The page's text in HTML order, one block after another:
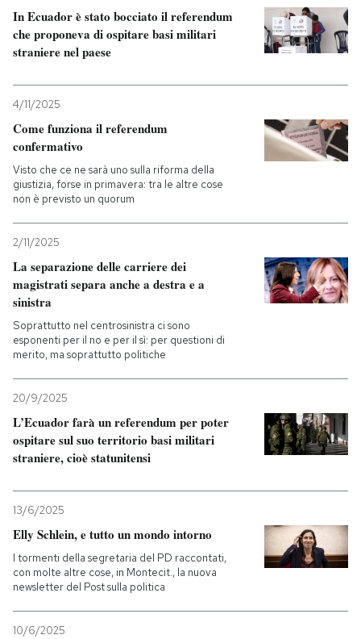
In Ecuador è stato bocciato il referendum
che proponeva di ospitare basi militari
straniere nel paese
4/11/2025
Come funziona il referendum
confermativo
Visto che ce ne sarà uno sulla riforma della
giustizia, forse in primavera: tra le altre cose
non è previsto un quorum
2/11/2025
La separazione delle carriere dei
magistrati separa anche a destra e a
sinistra
Soprattutto nel centrosinistra ci sono
esponenti per il no e per il sì: per questioni di
merito, ma soprattutto politiche
20/9/2025
L’Ecuador farà un referendum per poter
ospitare sul suo territorio basi militari
straniere, cioè statunitensi
13/6/2025
Elly Schlein, e tutto un mondo intorno
I tormenti della segretaria del PD raccontati,
con molte altre cose, in Montecit., la nuova
newsletter del Post sulla politica
10/6/2025